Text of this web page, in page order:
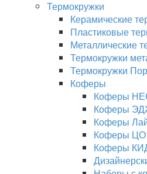
Термокружки
Керамические
Пластиковые
Металлические
Термокружки
Термокружки
Коферы
Коферы
Коферы
Коферы
Коферы
Коферы